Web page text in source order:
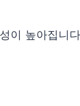
이 높아집니